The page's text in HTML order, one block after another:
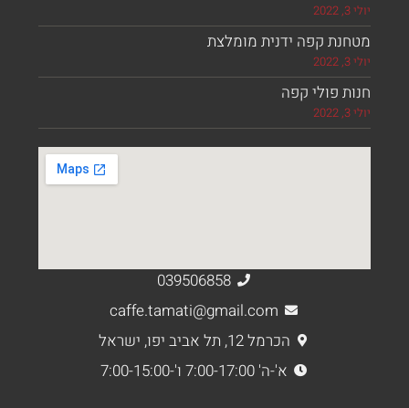
קפה ידנית מומלצת
פולי קפה
039506858
caffe.tamati@gmail.com
הכרמל 12, תל אביב יפו, ישראל